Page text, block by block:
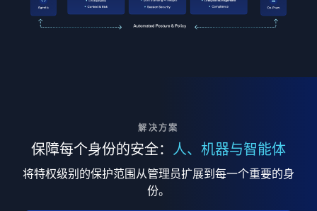
解决方案
保障每个身份的安全： 人、机器与智能体
将特权级别的保护范围从管理员扩展到每一个重要的身
份。